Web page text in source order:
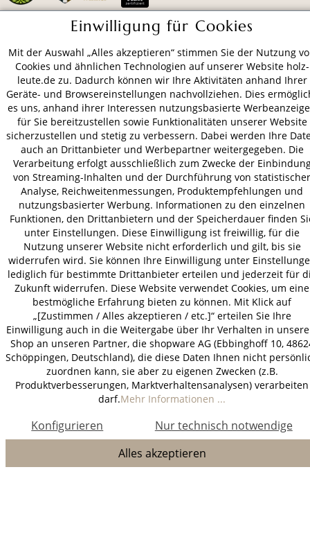
VERSAND
AGB Datenschutz
Impressum
© 2026 HOLZ-LEUTE
* Alle Preise inkl. gesetzl. Mehrwertsteuer zzgl.Versandkosten.
Einwilligung für Cookies
Mit der Auswahl „Alles akzeptieren“ stimmen Sie der Nutzung
Cookies und ähnlichen Technologien auf unserer Website holz-
leute.de zu. Dadurch können wir Ihre Aktivitäten anhand Ihrer
Geräte- und Browsereinstellungen nachvollziehen. Dies
es uns, anhand ihrer Interessen nutzungsbasierte
für Sie bereitzustellen sowie Funktionalitäten unserer Website
sicherzustellen und stetig zu verbessern. Dabei werden Ihre
auch an Drittanbieter und Werbepartner weitergegeben. Die
Verarbeitung erfolgt ausschließlich zum Zwecke der
von Streaming-Inhalten und der Durchführung von statistischer
Analyse, Reichweitenmessungen, Produktempfehlungen und
nutzungsbasierter Werbung. Informationen zu den einzelnen
Funktionen, den Drittanbietern und der Speicherdauer finden
unter Einstellungen. Diese Einwilligung ist freiwillig, für die
Nutzung unserer Website nicht erforderlich und gilt, bis sie
widerrufen wird. Sie können Ihre Einwilligung unter
lediglich für bestimmte Drittanbieter erteilen und jederzeit für
Zukunft widerrufen. Diese Website verwendet Cookies, um eine
bestmögliche Erfahrung bieten zu können. Mit Klick auf
„[Zustimmen / Alles akzeptieren / etc.]“ erteilen Sie Ihre
Einwilligung auch in die Weitergabe über Ihr Verhalten in
Shop an unseren Partner, die shopware AG (Ebbinghoff 10,
Schöppingen, Deutschland), die diese Daten Ihnen nicht
zuordnen kann, sie aber zu eigenen Zwecken (z.B.
Produktverbesserungen, Marktverhaltensanalysen) verarbeiten
darf.Mehr Informationen ...
Nur technisch notwendige
Konfigurieren
Alles akzeptieren